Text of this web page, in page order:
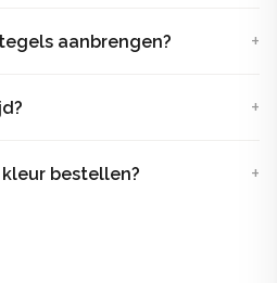
Pu.
aanbrengen?
kleur bestellen?